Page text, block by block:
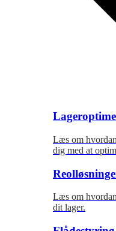
Læs om
dig med at
Læs om
dit lager.